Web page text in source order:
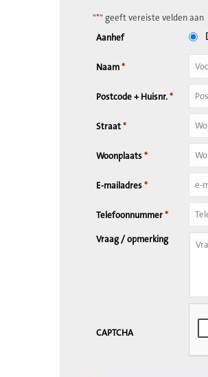
"*" geeft vereiste velden aan
Aanhef
Naam *
Postcode + Huisnr. *
Straat *
Woonplaats *
E-mailadres *
Telefoonnummer *
Vraag / opmerking
CAPTCHA